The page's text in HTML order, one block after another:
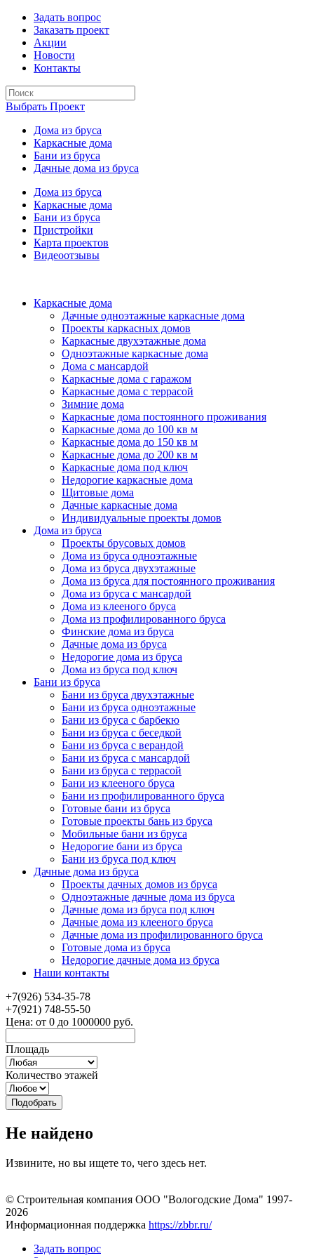
Задать вопрос
Заказать проект
Акции
Новости
Контакты
Выбрать Проект
Дома из бруса
Каркасные дома
Бани из бруса
Дачные дома из бруса
Дома из бруса
Каркасные дома
Бани из бруса
Пристройки
Карта проектов
Видеоотзывы
Каркасные дома
Дачные одноэтажные каркасные дома
Проекты каркасных домов
Каркасные двухэтажные дома
Одноэтажные каркасные дома
Дома с мансардой
Каркасные дома с гаражом
Каркасные дома с террасой
Зимние дома
Каркасные дома постоянного проживания
Каркасные дома до 100 кв м
Каркасные дома до 150 кв м
Каркасные дома до 200 кв м
Каркасные дома под ключ
Недорогие каркасные дома
Щитовые дома
Дачные каркасные дома
Индивидуальные проекты домов
Дома из бруса
Проекты брусовых домов
Дома из бруса одноэтажные
Дома из бруса двухэтажные
Дома из бруса для постоянного проживания
Дома из бруса с мансардой
Дома из клееного бруса
Дома из профилированного бруса
Финские дома из бруса
Дачные дома из бруса
Недорогие дома из бруса
Дома из бруса под ключ
Бани из бруса
Бани из бруса двухэтажные
Бани из бруса одноэтажные
Бани из бруса с барбекю
Бани из бруса с беседкой
Бани из бруса с верандой
Бани из бруса с мансардой
Бани из бруса с террасой
Бани из клееного бруса
Бани из профилированного бруса
Готовые бани из бруса
Готовые проекты бань из бруса
Мобильные бани из бруса
Недорогие бани из бруса
Бани из бруса под ключ
Дачные дома из бруса
Проекты дачных домов из бруса
Одноэтажные дачные дома из бруса
Дачные дома из бруса под ключ
Дачные дома из клееного бруса
Дачные дома из профилированного бруса
Готовые дома из бруса
Недорогие дачные дома из бруса
Наши контакты
+7(926) 534-35-78
+7(921) 748-55-50
Цена: от 0 до 1000000 руб.
Площадь
Количество этажей
Не найдено
Извините, но вы ищете то, чего здесь нет.
© Строительная компания ООО "Вологодские Дома" 1997-
2026
Информационная поддержка https://zbbr.ru/
Задать вопрос